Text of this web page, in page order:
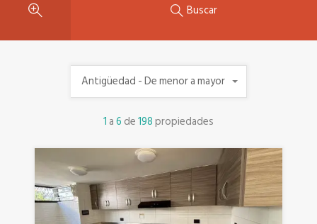
Buscar
1 a6 de198propiedades
Antigüedad - De menor a mayor